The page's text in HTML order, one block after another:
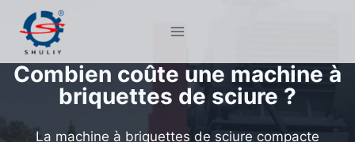
contenu
Combien coûte une machine à
briquettes de sciure ?
La machine à briquettes de sciure compacte